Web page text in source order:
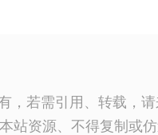
，若需引用、转载，
站资源、不得复制或